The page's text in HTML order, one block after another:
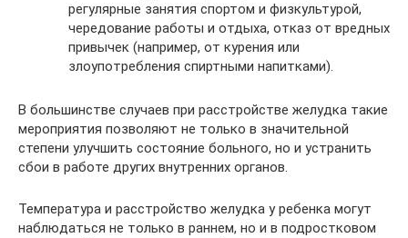
регулярные занятия спортом и физкультурой,
чередование работы и отдыха, отказ от вредных
привычек (например, от курения или
злоупотребления спиртными напитками).
В большинстве случаев при расстройстве желудка такие
мероприятия позволяют не только в значительной
степени улучшить состояние больного, но и устранить
сбои в работе других внутренних органов.
Температура и расстройство желудка у ребенка могут
наблюдаться не только в раннем, но и в подростковом